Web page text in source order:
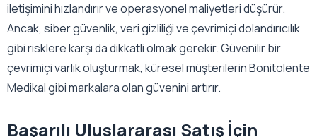
iletişimini hızlandırır ve operasyonel maliyetleri düşürür.
Ancak, siber güvenlik, veri gizliliği ve çevrimiçi dolandırıcılık
gibi risklere karşı da dikkatli olmak gerekir. Güvenilir bir
çevrimiçi varlık oluşturmak, küresel müşterilerin Bonitolente
Medikal gibi markalara olan güvenini artırır.
Başarılı Uluslararası Satış İçin